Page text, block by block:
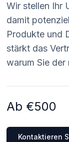
Wir stellen Ihr
damit
Produkte und
stärkt das
warum Sie der
Ab €500
Kontaktieren